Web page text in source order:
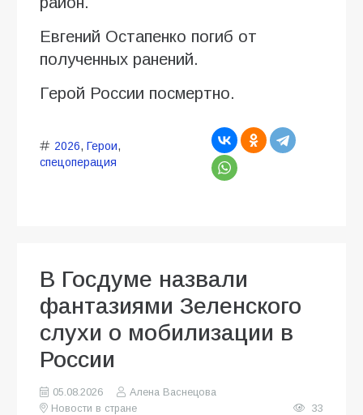
Евгений Остапенко погиб от
полученных ранений.
Герой России посмертно.
2026, Герои,
спецоперация
В Госдуме назвали
фантазиями Зеленского
слухи о мобилизации в
России
05.08.2026
Алена Васнецова
Новости в стране
33